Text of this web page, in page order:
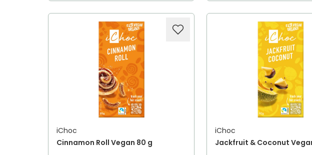
iChoc
Cinnamon Roll Vegan 80 g
iChoc
Jackfruit & Coconut